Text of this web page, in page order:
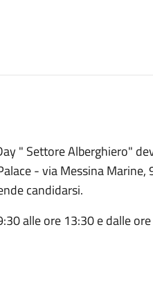
" Settore Alberghiero"
- via Messina
candidarsi.
alle ore 13:30 e dalle